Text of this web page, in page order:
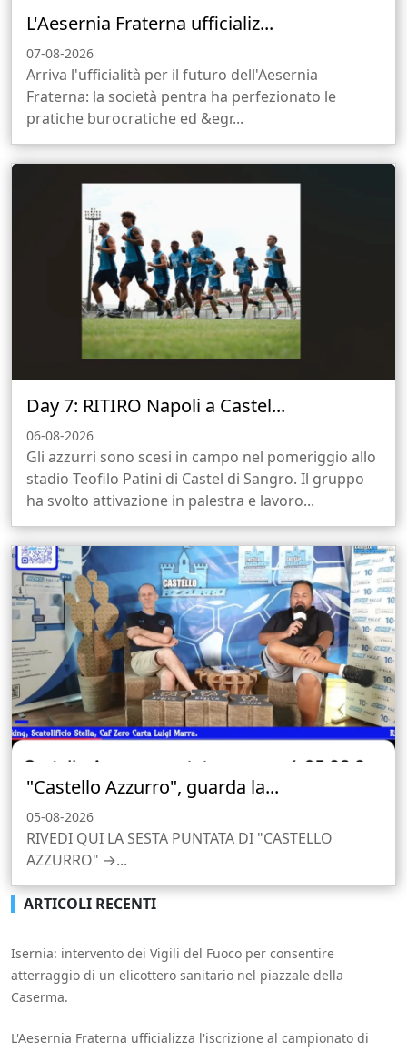
L'Aesernia Fraterna ufficializ...
07-08-2026
Arriva l'ufficialità per il futuro dell'Aesernia
Fraterna: la società pentra ha perfezionato le
pratiche burocratiche ed &egr...
Day 7: RITIRO Napoli a Castel...
06-08-2026
Gli azzurri sono scesi in campo nel pomeriggio allo
stadio Teofilo Patini di Castel di Sangro. Il gruppo
ha svolto attivazione in palestra e lavoro...
"Castello Azzurro", guarda la...
05-08-2026
RIVEDI QUI LA SESTA PUNTATA DI "CASTELLO
AZZURRO" →...
ARTICOLI RECENTI
Isernia: intervento dei Vigili del Fuoco per consentire
atterraggio di un elicottero sanitario nel piazzale della
Caserma.
L'Aesernia Fraterna ufficializza l'iscrizione al campionato di